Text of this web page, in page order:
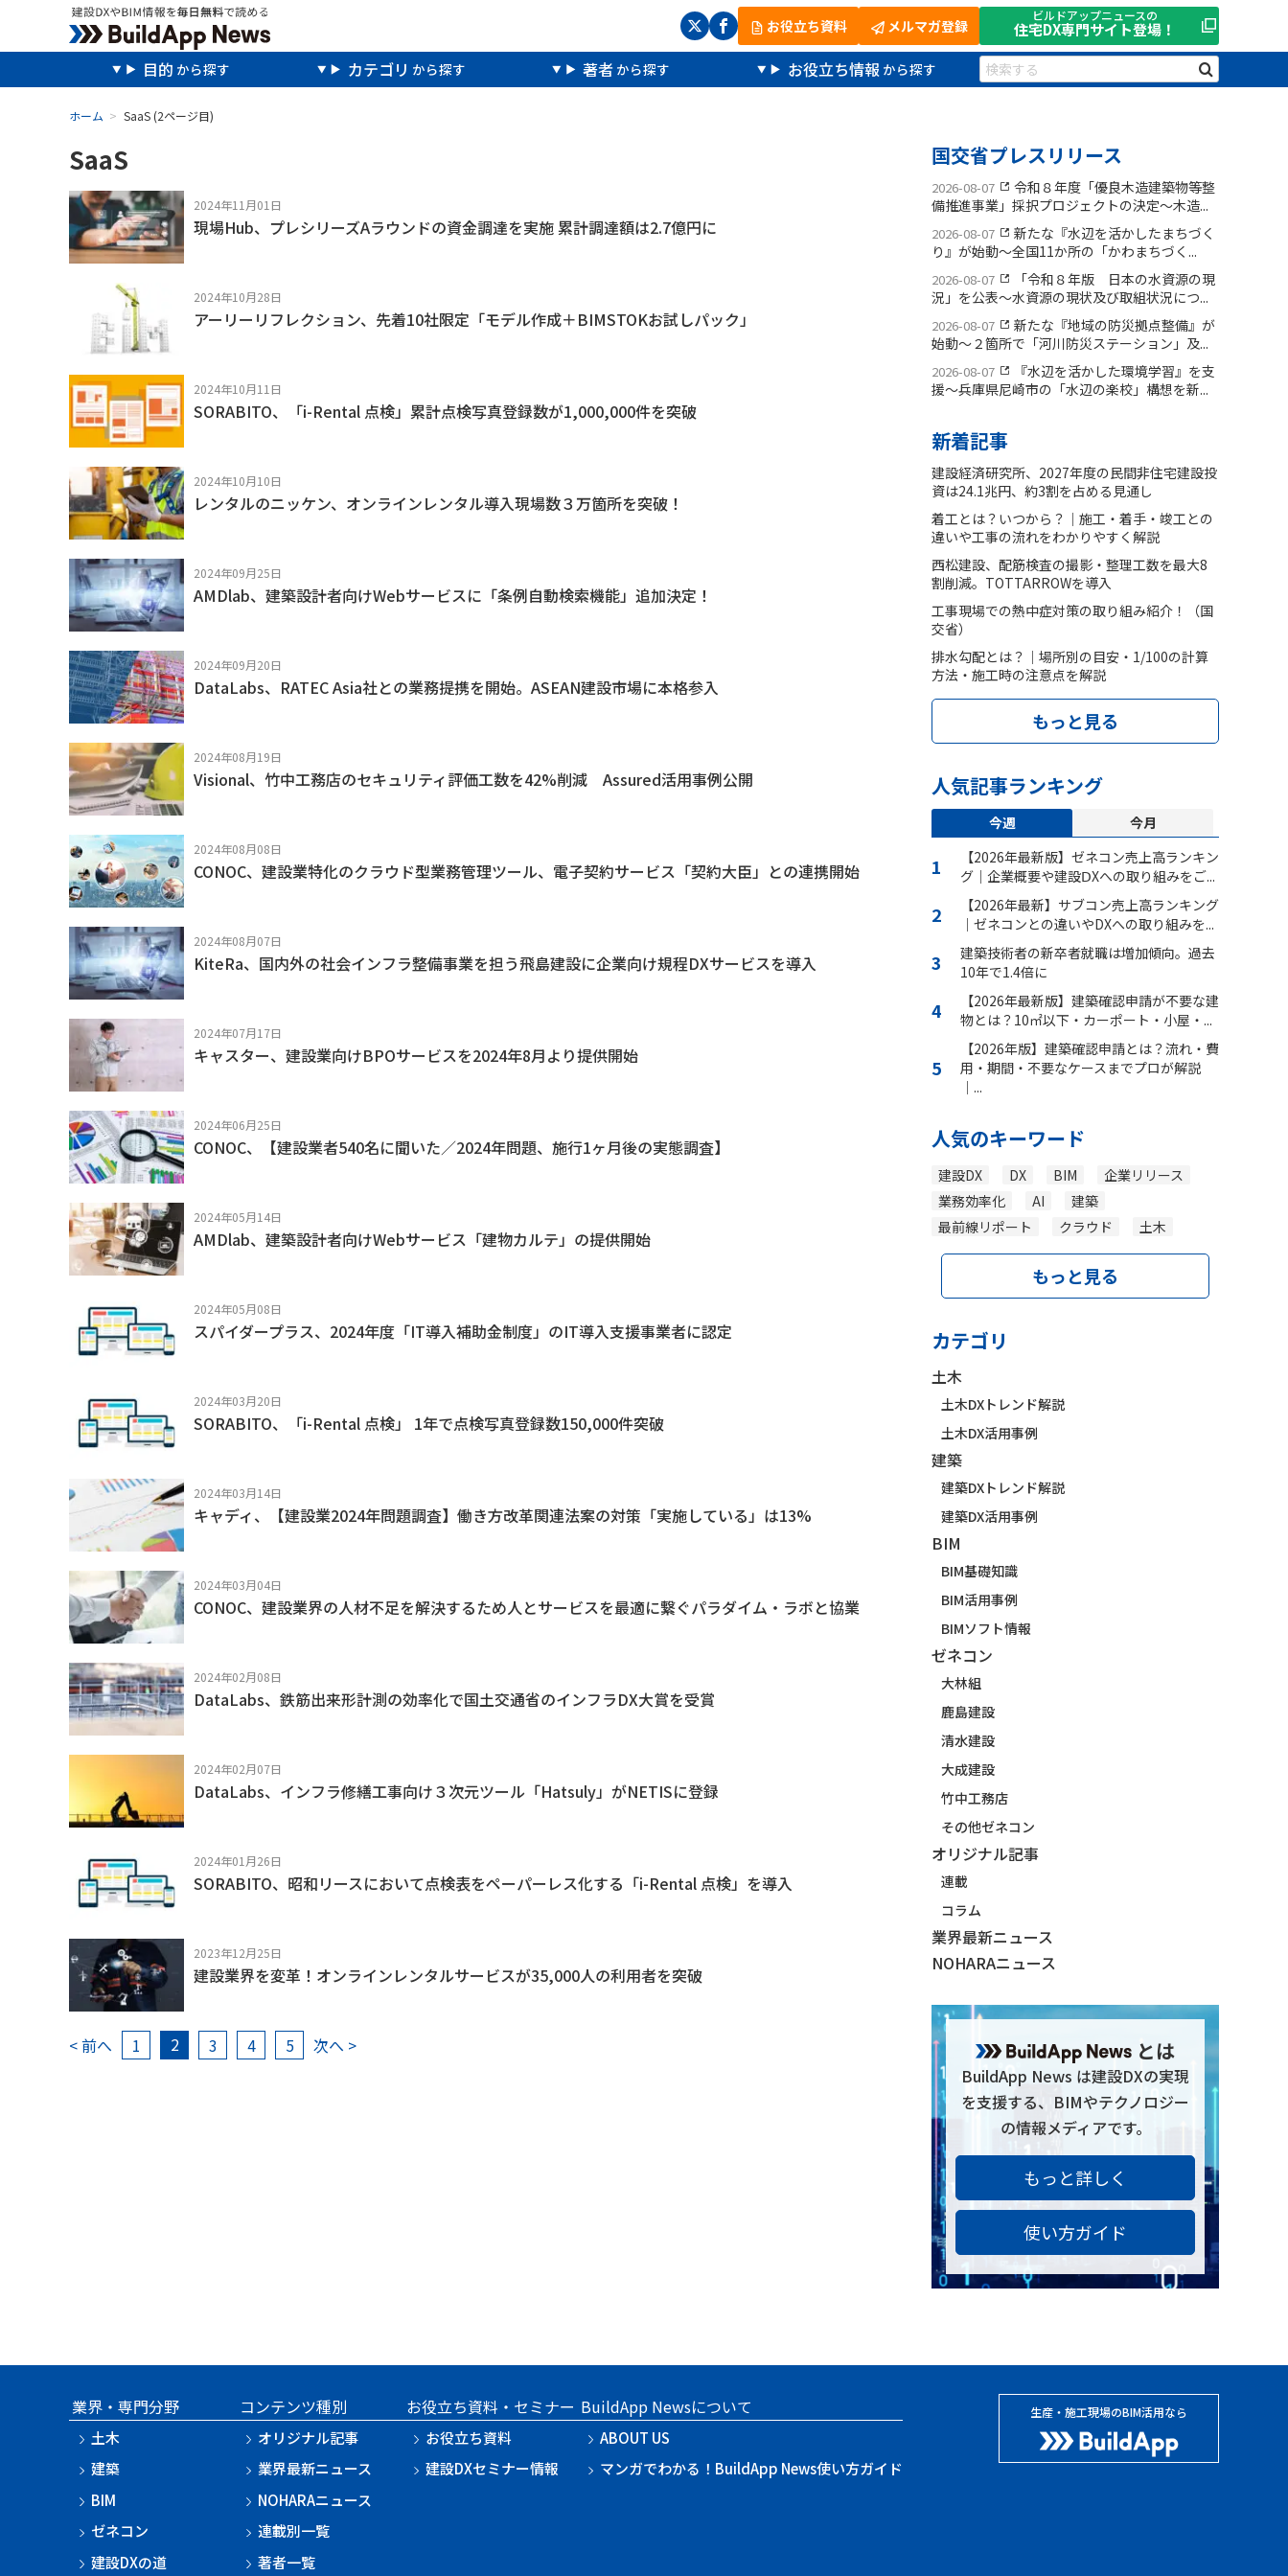
お役立ち資料 メルマガ登録
ビルドアップニュースの
住宅DX専門サイト登場！
目的 カテゴリ 著者 お役立ち情報
ホーム SaaS (2ページ目)
SaaS
2024年11月01日
現場Hub、プレシリーズAラウンドの資金調達を実施 累計調達額は2.7億円に
2024年10月28日
アーリーリフレクション、先着10社限定「モデル作成＋BIMSTOKお試しパック」
2024年10月11日
SORABITO、「i-Rental 点検」累計点検写真登録数が1,000,000件を突破
2024年10月10日
レンタルのニッケン、オンラインレンタル導入現場数３万箇所を突破！
2024年09月25日
AMDlab、建築設計者向けWebサービスに「条例自動検索機能」追加決定！
2024年09月20日
DataLabs、RATEC Asia社との業務提携を開始。ASEAN建設市場に本格参入
2024年08月19日
Visional、竹中工務店のセキュリティ評価工数を42%削減 Assured活用事例公開
2024年08月08日
CONOC、建設業特化のクラウド型業務管理ツール、電子契約サービス「契約大臣」との連携開始
2024年08月07日
KiteRa、国内外の社会インフラ整備事業を担う飛島建設に企業向け規程DXサービスを導入
2024年07月17日
キャスター、建設業向けBPOサービスを2024年8月より提供開始
2024年06月25日
CONOC、【建設業者540名に聞いた／2024年問題、施行1ヶ月後の実態調査】
2024年05月14日
AMDlab、建築設計者向けWebサービス「建物カルテ」の提供開始
2024年05月08日
スパイダープラス、2024年度「IT導入補助金制度」のIT導入支援事業者に認定
2024年03月20日
SORABITO、「i-Rental 点検」 1年で点検写真登録数150,000件突破
2024年03月14日
キャディ、【建設業2024年問題調査】働き方改革関連法案の対策「実施している」は13%
2024年03月04日
CONOC、建設業界の人材不足を解決するため人とサービスを最適に繋ぐパラダイム・ラボと協業
2024年02月08日
DataLabs、鉄筋出来形計測の効率化で国土交通省のインフラDX大賞を受賞
2024年02月07日
DataLabs、インフラ修繕工事向け３次元ツール「Hatsuly」がNETISに登録
2024年01月26日
SORABITO、昭和リースにおいて点検表をペーパーレス化する「i-Rental 点検」を導入
2023年12月25日
建設業界を変革！オンラインレンタルサービスが35,000人の利用者を突破
< 前へ 1 2 3 4 5 次へ >
国交省プレスリリース
2026-08-07
令和８年度「優良木造建築物等整
備推進事業」採択プロジェクトの決定〜木造...
2026-08-07
新たな『水辺を活かしたまちづく
り』が始動〜全国11か所の「かわまちづく...
2026-08-07
「令和８年版 日本の水資源の現
況」を公表〜水資源の現状及び取組状況につ...
2026-08-07
新たな『地域の防災拠点整備』が
始動〜２箇所で「河川防災ステーション」及...
2026-08-07
『水辺を活かした環境学習』を支
援〜兵庫県尼崎市の「水辺の楽校」構想を新...
新着記事
建設経済研究所、2027年度の民間非住宅建設投
資は24.1兆円、約3割を占める見通し
着工とは？いつから？｜施工・着手・竣工との
違いや工事の流れをわかりやすく解説
西松建設、配筋検査の撮影・整理工数を最大8
割削減。TOTTARROWを導入
工事現場での熱中症対策の取り組み紹介！（国
交省）
排水勾配とは？｜場所別の目安・1/100の計算
方法・施工時の注意点を解説
もっと見る
人気記事ランキング
今週
今月
【2026年最新版】ゼネコン売上高ランキン
グ｜企業概要や建設ⅮXへの取り組みをご...
【2026年最新】サブコン売上高ランキング
｜ゼネコンとの違いやDXへの取り組みを...
建築技術者の新卒者就職は増加傾向。過去
10年で1.4倍に
【2026年最新版】建築確認申請が不要な建
物とは？10㎡以下・カーポート・小屋・...
【2026年版】建築確認申請とは？流れ・費
用・期間・不要なケースまでプロが解説
｜...
人気のキーワード
建設DX DX BIM
企業リリース
業務効率化
AI
建築
最前線リポート
クラウド 土木
もっと見る
カテゴリ
土木
土木DXトレンド解説
土木DX活用事例
建築
建築DXトレンド解説
建築DX活用事例
BIM
BIM基礎知識
BIM活用事例
BIMソフト情報
ゼネコン
大林組
鹿島建設
清水建設
大成建設
竹中工務店
その他ゼネコン
オリジナル記事
連載
コラム
業界最新ニュース
NOHARAニュース
とは
BuildApp News は建設DXの実現
を支援する、BIMやテクノロジー
の情報メディアです。
もっと詳しく
使い方ガイド
業界・専門分野
土木
建築
BIM
ゼネコン
建設DXの道
コンテンツ種別
オリジナル記事
業界最新ニュース
NOHARAニュース
連載別一覧
著者一覧
お役立ち資料・セミナー
お役立ち資料
建設DXセミナー情報
BuildApp Newsについて
ABOUT US
マンガでわかる！BuildApp News使い方ガイド
生産・施工現場のBIM活用なら